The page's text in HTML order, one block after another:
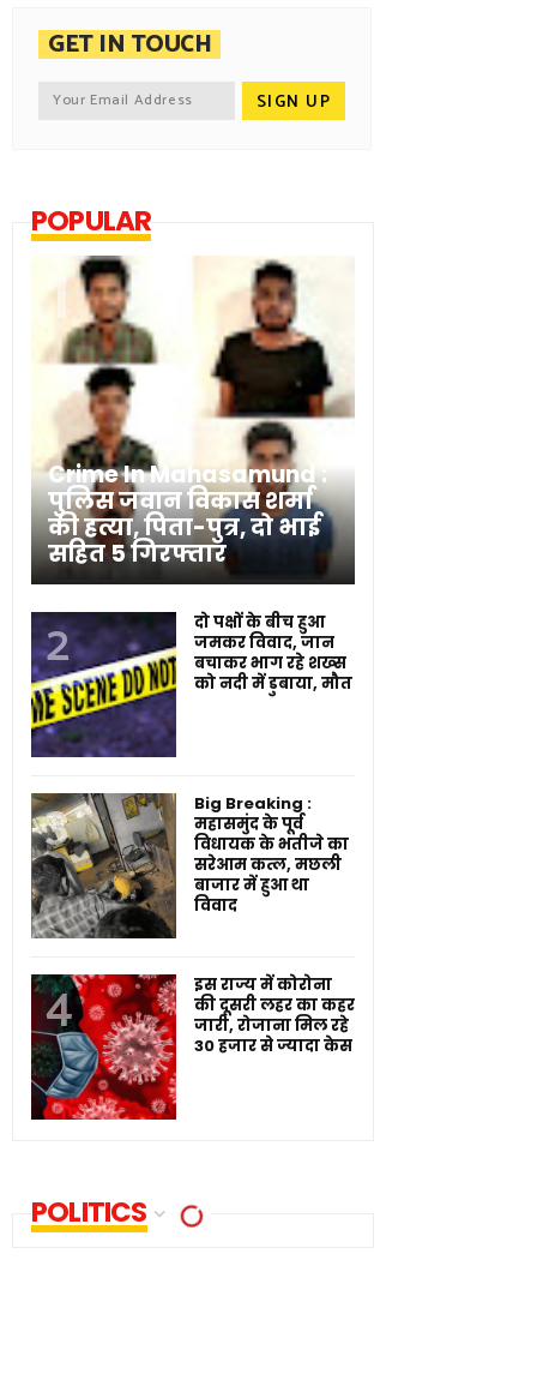
GET IN TOUCH
POPULAR
Crime In Mahasamund :
पुलिस जवान विकास शर्मा
की हत्या, पिता-पुत्र, दो भाई
सहित 5 गिरफ्तार
दो पक्षों के बीच हुआ
जमकर विवाद, जान
बचाकर भाग रहे शख्स
को नदी में डुबाया, मौत
Big Breaking :
महासमुंद के पूर्व
विधायक के भतीजे का
सरेआम कत्ल, मछली
बाजार में हुआ था
विवाद
इस राज्य में कोरोना
की दूसरी लहर का कहर
जारी, रोजाना मिल रहे
30 हजार से ज्यादा केस
POLITICS